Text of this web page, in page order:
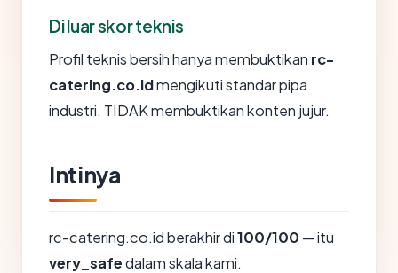
Di luar skor teknis
Profil teknis bersih hanya membuktikan rc-
catering.co.idmengikuti standar pipa
industri. TIDAK membuktikan konten jujur.
Intinya
rc-catering.co.id berakhir di100/100 — itu
very_safedalam skala kami.